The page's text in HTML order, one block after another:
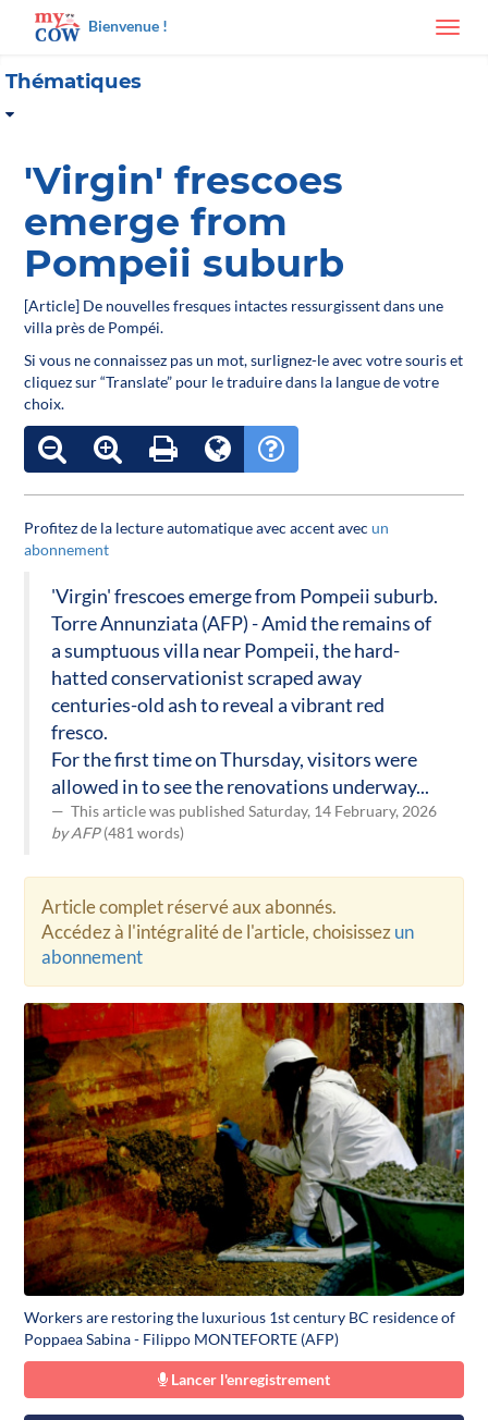
Bienvenue !
Thématiques
'Virgin' frescoes
emerge from
Pompeii suburb
[Article] De nouvelles fresques intactes ressurgissent dans une
villa près de Pompéi.
Si vous ne connaissez pas un mot, surlignez-le avec votre souris et
cliquez sur “Translate” pour le traduire dans la langue de votre
choix.
Profitez de la lecture automatique avec accent avec un
abonnement
'Virgin' frescoes emerge from Pompeii suburb.
Torre Annunziata (AFP) - Amid the remains of
a sumptuous villa near Pompeii, the hard-
hatted conservationist scraped away
centuries-old ash to reveal a vibrant red
fresco.
For the first time on Thursday, visitors were
allowed in to see the renovations underway...
This article was published Saturday, 14 February, 2026
by AFP(481 words)
Article complet réservé aux abonnés.
Accédez à l'intégralité de l'article, choisissezun
abonnement
Workers are restoring the luxurious 1st century BC residence of
Poppaea Sabina - Filippo MONTEFORTE (AFP)
Lancer l'enregistrement